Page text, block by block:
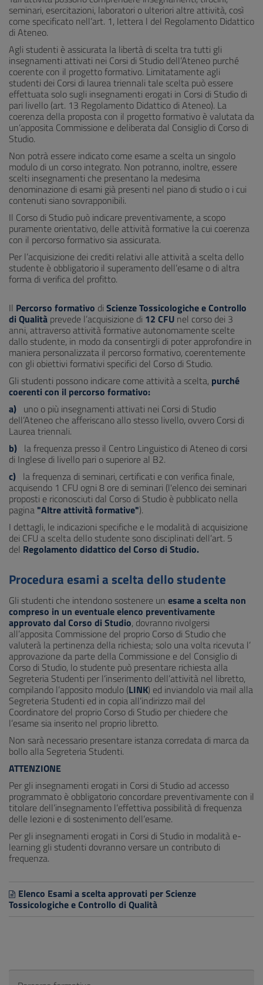
seminari, esercitazioni, laboratori o ulteriori altre attività, così
come specificato nell’art. 1, lettera l del Regolamento Didattico
di Ateneo.
Agli studenti è assicurata la libertà di scelta tra tutti gli
insegnamenti attivati nei Corsi di Studio dell’Ateneo purché
coerente con il progetto formativo. Limitatamente agli
studenti dei Corsi di laurea triennali tale scelta può essere
effettuata solo sugli insegnamenti erogati in Corsi di Studio di
pari livello (art. 13 Regolamento Didattico di Ateneo). La
coerenza della proposta con il progetto formativo è valutata da
un’apposita Commissione e deliberata dal Consiglio di Corso di
Studio.
Non potrà essere indicato come esame a scelta un singolo
modulo di un corso integrato. Non potranno, inoltre, essere
scelti insegnamenti che presentano la medesima
denominazione di esami già presenti nel piano di studio o i cui
contenuti siano sovrapponibili.
Il Corso di Studio può indicare preventivamente, a scopo
puramente orientativo, delle attività formative la cui coerenza
con il percor­so formativo sia assicurata.
Per l’acquisizione dei crediti relativi alle attività a scelta dello
studente è obbligatorio il superamento dell’esame o di altra
forma di verifica del profitto.
Il Percorso formativo di Scienze Tossicologiche e Controllo
di Qualità prevede l’acquisizione di 12 CFU nel corso dei 3
anni, attraverso attività formative autonomamente scelte
dallo studente, in modo da consentirgli di poter approfondire in
maniera personalizzata il percorso formativo, coerentemente
con gli obiettivi formativi specifici del Corso di Studio.
Gli studenti possono indicare come attività a scelta, purché
coerenti con il percorso formativo:
a) uno o più insegnamenti attivati nei Corsi di Studio
dell’Ateneo che afferiscano allo stesso livello, ovvero Corsi di
Laurea triennali.
b) la frequenza presso il Centro Linguistico di Ateneo di corsi
di Inglese di livello pari o superiore al B2.
c) la frequenza di seminari, certificati e con verifica finale,
acquisendo 1 CFU ogni 8 ore di seminari (l'elenco dei seminari
proposti e riconosciuti dal Corso di Studio è pubblicato nella
pagina "Altre attività formative").
I dettagli, le indicazioni specifiche e le modalità di acquisizione
dei CFU a scelta dello studente sono disciplinati dell’art. 5
del Regolamento didattico del Corso di Studio.
Procedura esami a scelta dello studente
Gli studenti che intendono sostenere un esame a scelta non
compreso in un eventuale elenco preventivamente
approvato dal Corso di Studio, dovranno rivolgersi
all’apposita Commissione del proprio Corso di Studio che
valuterà la pertinenza della richiesta; solo una volta ricevuta l’
approvazione da parte della Commissione e del Consiglio di
Corso di Studio, lo studente può presentare richiesta alla
Segreteria Studenti per l’inserimento dell’attività nel libretto,
compilando l’apposito modulo (LINK) ed inviandolo via mail alla
Segreteria Studenti ed in copia all’indirizzo mail del
Coordinatore del proprio Corso di Studio per chiedere che
l’esame sia inserito nel proprio libretto.
Non sarà necessario presentare istanza corredata di marca da
bollo alla Segreteria Studenti.
ATTENZIONE
Per gli insegnamenti erogati in Corsi di Studio ad accesso
programmato è obbligatorio concordare preventivamente con il
titolare dell’insegnamento l’effettiva possibilità di frequenza
delle lezioni e di sostenimento dell’esame.
Per gli insegnamenti erogati in Corsi di Studio in modalità e-
learning gli studenti dovranno versare un contributo di
frequenza.
Elenco Esami a scelta approvati per Scienze
Tossicologiche e Controllo di Qualità